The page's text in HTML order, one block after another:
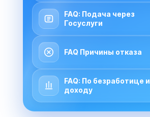
FAQ: Подача через
Госуслуги
FAQ Причины отказа
FAQ: По безработице и
доходу